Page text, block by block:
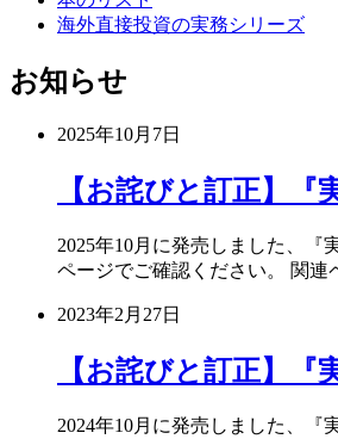
海外直接投資の実務シリーズ
お知らせ
2025年10月7日
【お詫びと訂正】『
2025年10月に発売しました、『
ページでご確認ください。 関
2023年2月27日
【お詫びと訂正】『
2024年10月に発売しました、